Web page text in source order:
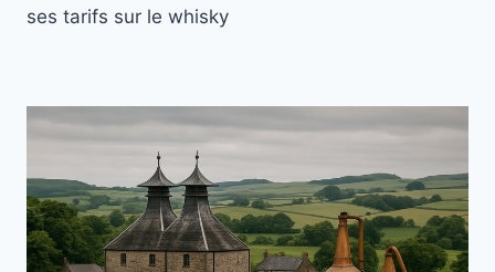
ses tarifs sur le whisky